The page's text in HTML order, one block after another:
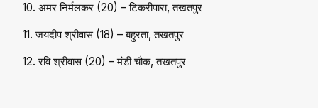
10. अमर निर्मलकर (20) – टिकरीपारा, तखतपुर
11. जयदीप श्रीवास (18) – बहुरता, तखतपुर
12. रवि श्रीवास (20) – मंडी चौक, तखतपुर